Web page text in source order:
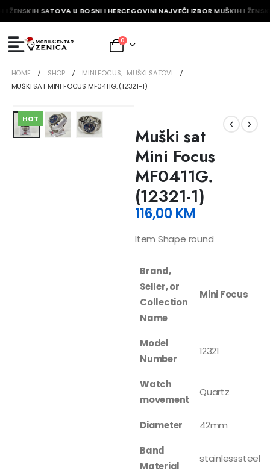
I ŽENSKIH SATOVA U BOSNI I HERCEGOVINI NAJVEĆI IZBOR MUŠKIH I
0
HOME SHOP MINI FOCUS, MUŠKI SATOVI
MUŠKI SAT MINI FOCUS MF0411G. (12321-1)
HOT
Muški sat
Mini Focus
MF0411G.
(12321-1)
116,00 KM
Item Shape round
Brand,
Seller, or
Collection
Name
Mini Focus
Model
Number
12321
Watch
movement
Quartz
Diameter
42mm
Band
Material
stainlesssteel